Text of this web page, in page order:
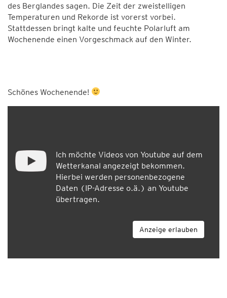
des Berglandes sagen. Die Zeit der zweistelligen
Temperaturen und Rekorde ist vorerst vorbei.
Stattdessen bringt kalte und feuchte Polarluft am
Wochenende einen Vorgeschmack auf den Winter.
Schönes Wochenende!
Ich möchte Videos von Youtube auf dem
Wetterkanal angezeigt bekommen.
Hierbei werden personenbezogene
Daten (IP-Adresse o.ä.) an Youtube
übertragen.
Anzeige erlauben